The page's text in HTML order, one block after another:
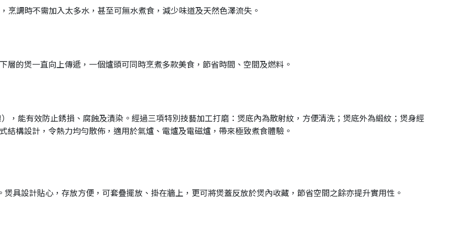
烹調時不需加入太多水，甚至可無水煮食，減少味道及天然色澤流失。
層的煲一直向上傳遞，一個爐頭可同時烹煮多款美食，節省時間、空間及燃料。
，能有效防止銹損、腐蝕及漬染。經過三項特別技藝加工打磨：煲底內為散射紋，方便清洗；煲底外為緞紋；煲身經
結構設計，令熱力均勻散佈，適用於氣爐、電爐及電磁爐，帶來極致煮食體驗。
具設計貼心，存放方便，可套疊擺放、掛在牆上，更可將煲蓋反放於煲內收藏，節省空間之餘亦提升實用性。